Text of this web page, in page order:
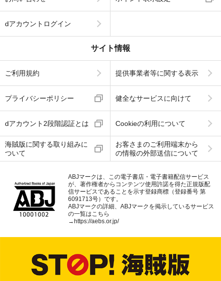
dアカウントログイン
サイト情報
ご利用規約 提供事業者等に関する表示
プライバシーポリシー 健全なサービスに向けて
dアカウント2段階認証とは Cookieの利用について
海賊版に関する取り組みに
ついて
お客さまのご利用端末から
の情報の外部送信について
ABJマークは、この電子書店・電子書籍配信サービス
が、著作権者からコンテンツ使用許諾を得た正規版配
信サービスであることを示す登録商標（登録番号 第
6091713号）です。
ABJマークの詳細、ABJマークを掲示しているサービス
の一覧はこちら
→ https://aebs.or.jp/